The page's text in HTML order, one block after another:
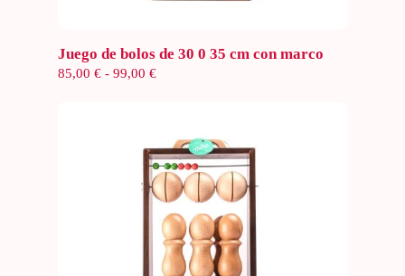
Seleccionar opciones
Juego de bolos de 30 0 35 cm con marco
85,00 € - 99,00 €Rango
de